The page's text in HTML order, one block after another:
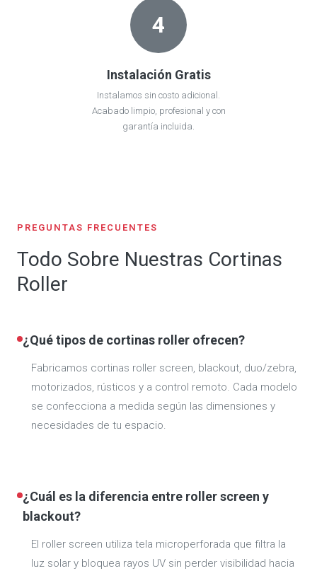
4
Instalación Gratis
Instalamos sin costo adicional.
Acabado limpio, profesional y con
garantía incluida.
PREGUNTAS FRECUENTES
Todo Sobre Nuestras Cortinas
Roller
¿Qué tipos de cortinas roller ofrecen?
Fabricamos cortinas roller screen, blackout, duo/zebra,
motorizados, rústicos y a control remoto. Cada modelo
se confecciona a medida según las dimensiones y
necesidades de tu espacio.
¿Cuál es la diferencia entre roller screen y
blackout?
El roller screen utiliza tela microperforada que filtra la
luz solar y bloquea rayos UV sin perder visibilidad hacia